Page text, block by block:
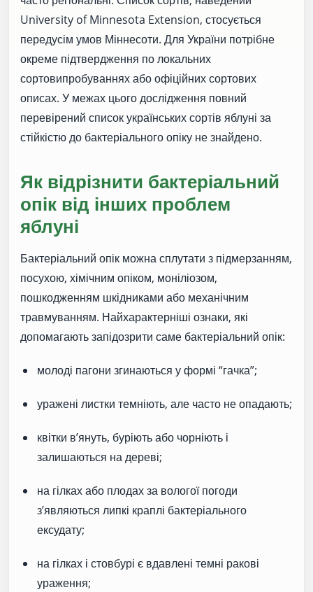
University of Minnesota Extension, стосується
передусім умов Міннесоти. Для України потрібне
окреме підтвердження по локальних
сортовипробуваннях або офіційних сортових
описах. У межах цього дослідження повний
перевірений список українських сортів яблуні за
стійкістю до бактеріального опіку не знайдено.
Як відрізнити бактеріальний
опік від інших проблем
яблуні
Бактеріальний опік можна сплутати з підмерзанням,
посухою, хімічним опіком, моніліозом,
пошкодженням шкідниками або механічним
травмуванням. Найхарактерніші ознаки, які
допомагають запідозрити саме бактеріальний опік:
молоді пагони згинаються у формі “гачка”;
уражені листки темніють, але часто не опадають;
квітки в’януть, буріють або чорніють і
залишаються на дереві;
на гілках або плодах за вологої погоди
з’являються липкі краплі бактеріального
ексудату;
на гілках і стовбурі є вдавлені темні ракові
ураження;